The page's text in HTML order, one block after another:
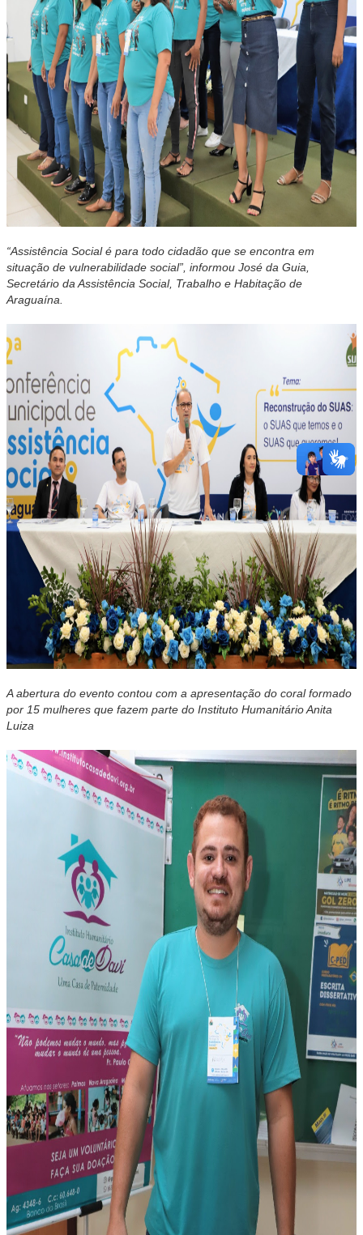
“Assistência Social é para todo cidadão que se encontra em
situação de vulnerabilidade social”, informou José da Guia,
Secretário da Assistência Social, Trabalho e Habitação de
Araguaína.
A abertura do evento contou com a apresentação do coral formado
por 15 mulheres que fazem parte do Instituto Humanitário Anita
Luiza